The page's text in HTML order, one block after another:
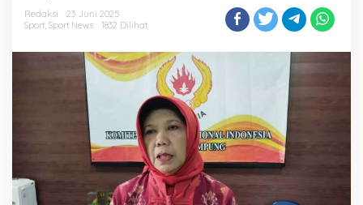
Redaksi
23 Juni 2025
Sport, Sport News 1832 Dilihat